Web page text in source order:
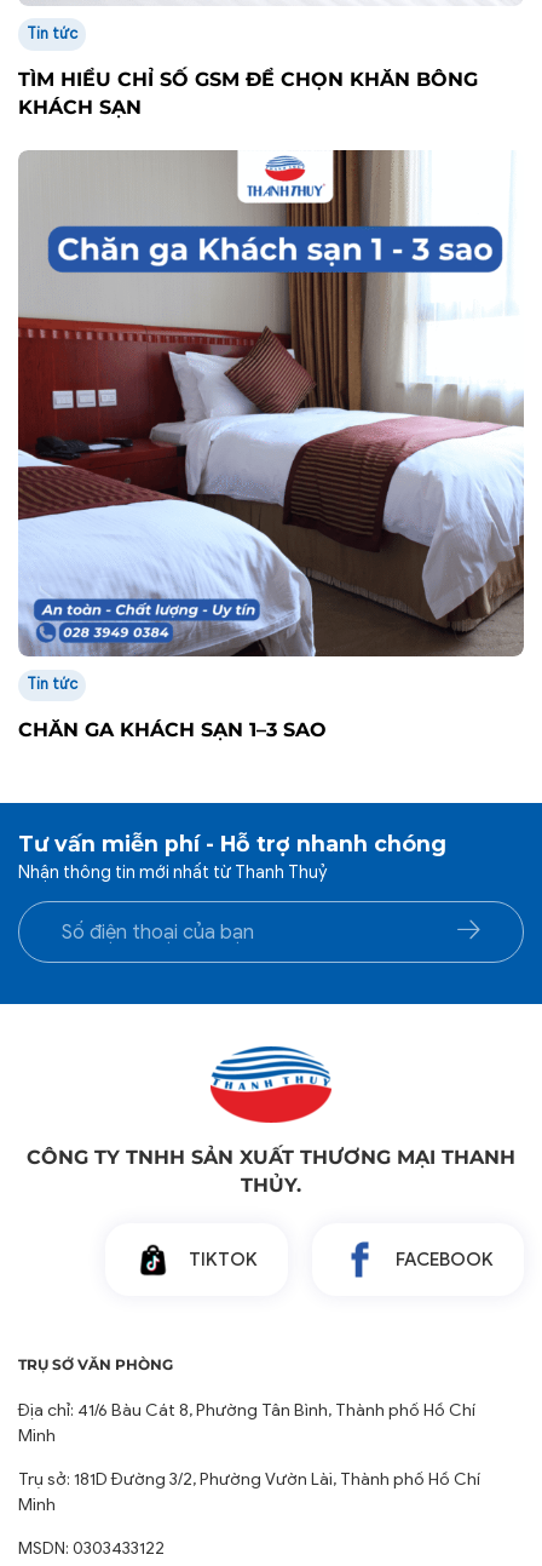
Tin tức
TÌM HIỂU CHỈ SỐ GSM ĐỂ CHỌN KHĂN BÔNG
KHÁCH SẠN
Tin tức
CHĂN GA KHÁCH SẠN 1–3 SAO
Tư vấn miễn phí - Hỗ trợ nhanh chóng
Nhận thông tin mới nhất từ Thanh Thuỷ
CÔNG TY TNHH SẢN XUẤT THƯƠNG MẠI THANH
THỦY.
TIKTOK FACEBOOK
TRỤ SỞ VĂN PHÒNG
Địa chỉ: 41/6 Bàu Cát 8, Phường Tân Bình, Thành phố Hồ Chí
Minh
Trụ sở: 181D Đường 3/2, Phường Vườn Lài, Thành phố Hồ Chí
Minh
MSDN: 0303433122